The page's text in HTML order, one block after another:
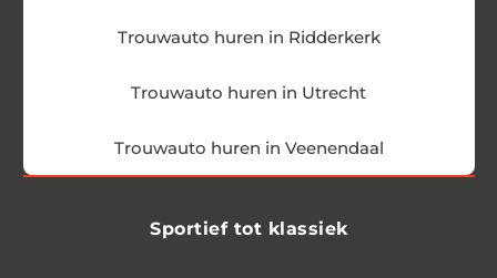
Trouwauto huren in Ridderkerk
Trouwauto huren in Utrecht
Trouwauto huren in Veenendaal
Sportief tot klassiek